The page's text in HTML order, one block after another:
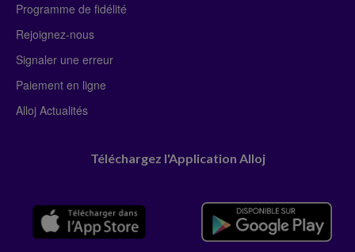
Programme de fidélité
Rejoignez-nous
Signaler une erreur
Paiement en ligne
Alloj Actualités
Téléchargez l'Application Alloj